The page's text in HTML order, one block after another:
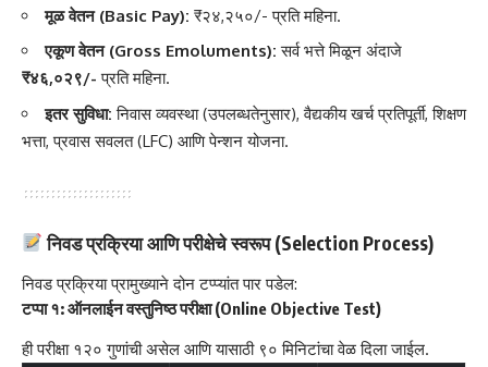
मूळ वेतन (Basic Pay): ₹२४,२५०/- प्रति महिना.
एकूण वेतन (Gross Emoluments): सर्व भत्ते मिळून अंदाजे
₹४६,०२९/- प्रति महिना.
इतर सुविधा: निवास व्यवस्था (उपलब्धतेनुसार), वैद्यकीय खर्च प्रतिपूर्ती, शिक्षण
भत्ता, प्रवास सवलत (LFC) आणि पेन्शन योजना.
निवड प्रक्रिया आणि परीक्षेचे स्वरूप (Selection Process)
निवड प्रक्रिया प्रामुख्याने दोन टप्प्यांत पार पडेल:
टप्पा १: ऑनलाईन वस्तुनिष्ठ परीक्षा (Online Objective Test)
ही परीक्षा १२० गुणांची असेल आणि यासाठी ९० मिनिटांचा वेळ दिला जाईल.